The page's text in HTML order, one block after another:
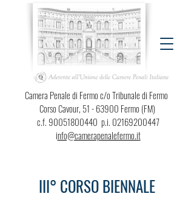
Camera Penale di Fermo c/o Tribunale di Fermo
Corso Cavour, 51 - 63900 Fermo (FM)
c.f. 90051800440 p.i. 02169200447
info@camerapenalefermo.it
III° CORSO BIENNALE